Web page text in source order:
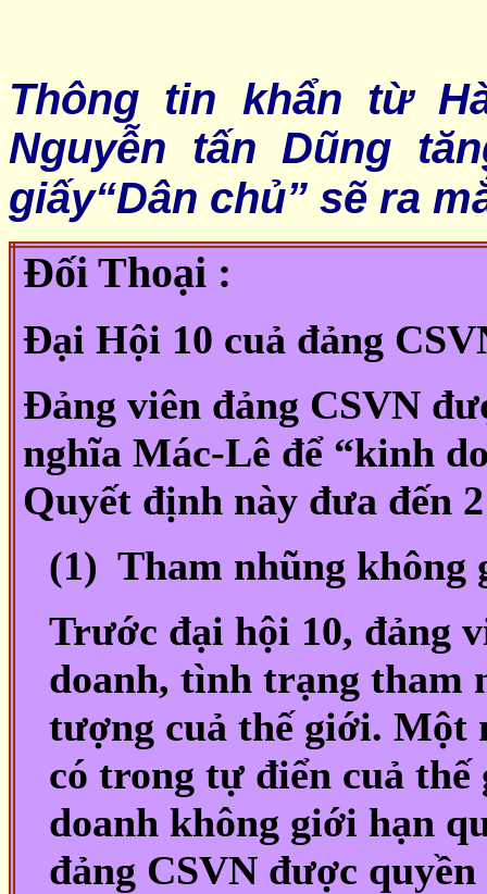
Thông tin khẩn từ
Nguyễn tấn Dũng
giấy“Dân chủ” sẽ ra
Đối Thoại :
Đại Hội 10 cuả đảng
Đảng viên đảng CSVN
nghĩa Mác-Lê để “kinh
Quyết định này đưa đến
(1) Tham nhũng không
Trước đại hội 10, đảng
doanh, tình trạng tham
tượng cuả thế giới. Một
có trong tự điển cuả
doanh không giới hạn
đảng CSVN được